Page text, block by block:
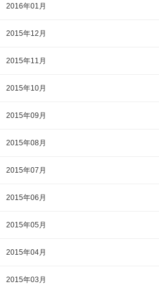
2016年01月
2015年12月
2015年11月
2015年10月
2015年09月
2015年08月
2015年07月
2015年06月
2015年05月
2015年04月
2015年03月